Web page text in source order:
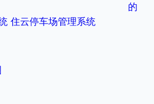
的
住云停车场管理系统